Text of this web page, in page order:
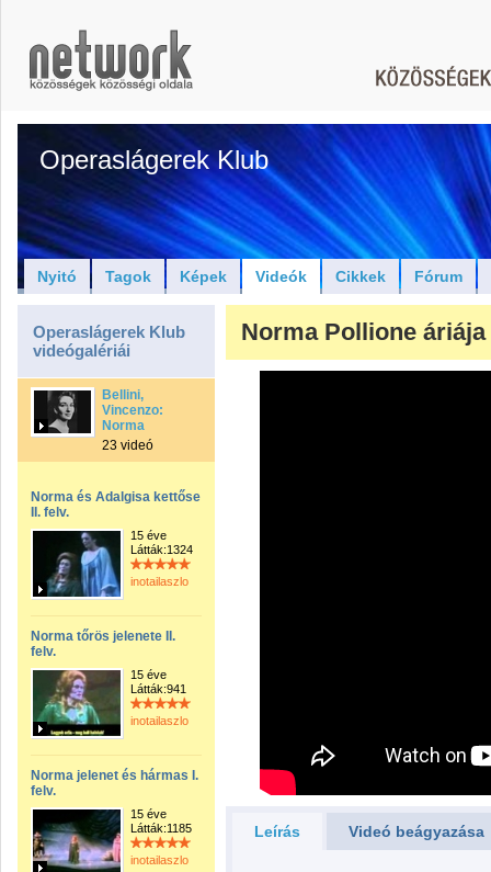
Operaslágerek Klub
Nyitó Tagok Képek Videók Cikkek Fórum
Operaslágerek Klub
videógalériái
Bellini,
Vincenzo:
Norma
23 videó
Norma és Adalgisa kettőse
II. felv.
15 éve
Látták:1324
inotailaszlo
Norma tőrös jelenete II.
felv.
15 éve
Látták:941
inotailaszlo
Norma jelenet és hármas I.
felv.
15 éve
Látták:1185
inotailaszlo
Norma Pollione
Leírás Videó beágyazása